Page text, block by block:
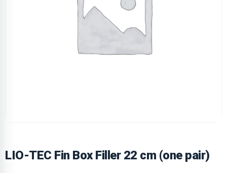
LIO-TEC Fin Box Filler 22 cm (one pair)